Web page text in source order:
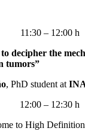
11:30 – 12:00 h
decipher the
tumors”
, PhD student at
12:00 – 12:30 h
to High